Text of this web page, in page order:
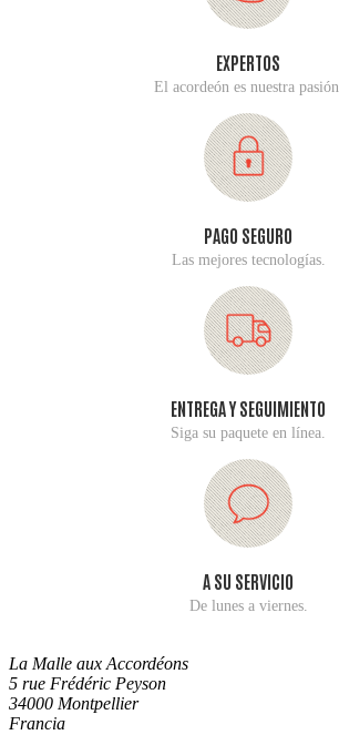
EXPERTOS
El acordeón es nuestra pasión.
PAGO SEGURO
Las mejores tecnologías.
ENTREGA Y SEGUIMIENTO
Siga su paquete en línea.
A SU SERVICIO
De lunes a viernes.
La Malle aux Accordéons
5 rue Frédéric Peyson
34000 Montpellier
Francia